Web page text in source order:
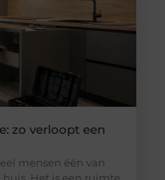
zo verloopt een
mensen één van